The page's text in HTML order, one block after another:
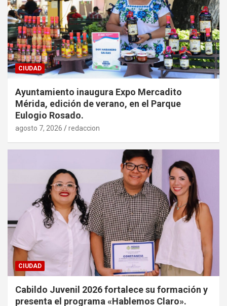
CIUDAD
Ayuntamiento inaugura Expo Mercadito
Mérida, edición de verano, en el Parque
Eulogio Rosado.
agosto 7, 2026 redaccion
CIUDAD
Cabildo Juvenil 2026 fortalece su formación y
presenta el programa «Hablemos Claro».